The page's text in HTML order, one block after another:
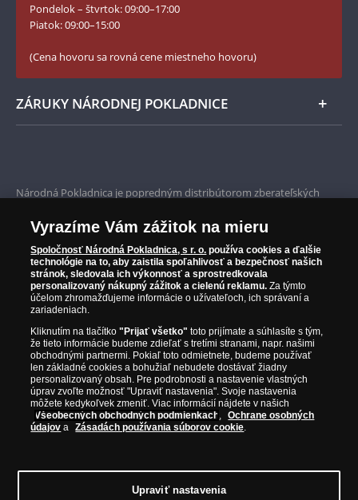
Numizmatické novinky
YouTube Národnej Pokladnice
Pondelok – štvrtok: 09:00–17:00
Piatok: 09:00–15:00
(Cena hovoru sa rovná cene miestneho hovoru)
ZÁRUKY NÁRODNEJ POKLADNICE
Iba originálne produkty
Národná Pokladnica je popredným distribútorom zberateľských
od roku 2010.
Národná Pokladnica je oficiálnym distribútorom numizmatických
emisií z viac ako 50 krajín, vrátane známych mincovní a emitentov
ako je Britská kráľovská mincovňa, Kráľovská kanadská mincovňa,
Parížska mincovňa, Nórska mincovňa, Fínska mincovňa alebo
Austrálska mincovňa Perth. Spoločnosť svojim zákazníkom a
zberateľom garantuje, že všetky produkty sú v originálnej a v
autentickosti.
Vyrazíme Vám zážitok na mieru
Spoločnosť Národná Pokladnica, s r. o. používa cookies a ďalšie
technológie na to, aby zaistila spoľahlivosť a bezpečnosť našich
stránok, sledovala ich výkonnosť a sprostredkovala
personalizovaný nákupný zážitok a cielenú reklamu. Za týmto
účelom zhromažďujeme informácie o užívateľoch, ich správaní a
zariadeniach.
Kliknutím na tlačítko"Prijať všetko" toto prijímate a súhlasíte s tým,
že tieto informácie budeme zdieľať s tretími stranami, napr. našimi
obchodnými partnermi. Pokiaľ toto odmietnete, budeme používať
len základné cookies a bohužiaľ nebudete dostávať žiadny
personalizovaný obsah. Pre podrobnosti a nastavenie vlastných
úprav zvoľte možnosť "Upraviť nastavenia". Svoje nastavenia
môžete kedykoľvek zmeniť. Viac informácií nájdete v našich
Všeobecných obchodných podmienkach ,
Ochrane osobných
údajov a Zásadách používania súborov cookie.
Upraviť nastavenia